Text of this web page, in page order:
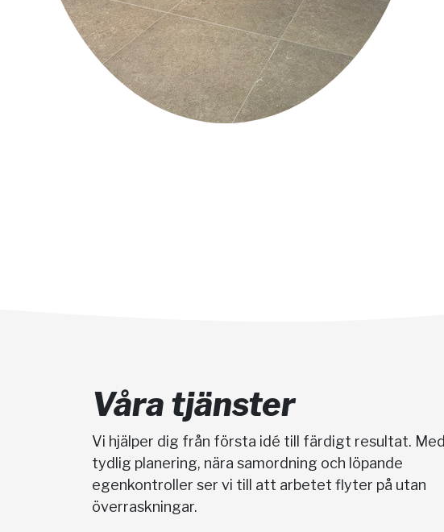
Våra tjänster
Vi hjälper dig från första idé till färdigt resultat. Med
tydlig planering, nära samordning och löpande
egenkontroller ser vi till att arbetet flyter på utan
överraskningar.